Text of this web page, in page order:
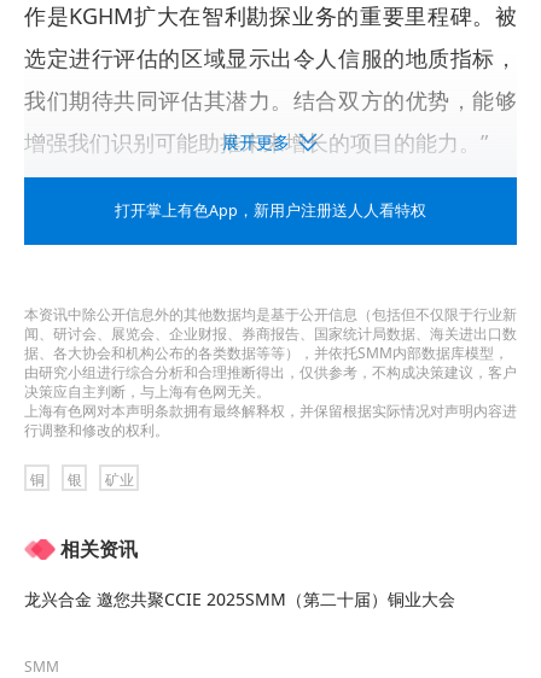
作是KGHM扩大在智利勘探业务的重要里程碑。被
选定进行评估的区域显示出令人信服的地质指标，
我们期待共同评估其潜力。结合双方的优势，能够
增强我们识别可能助推未来增长的项目的能力。”
根据该分成协议，KGHM Chile将开展早期勘探活
动，以评估该区域的地质特征。根据评估结果，协
会的可能性。
KGHM是全球最大的铜和银生产商之一。在智利，
KGHM为矿业提供专业服务，在勘探和地质领域拥
有深厚专长。KGHM在智利的旗舰项目是位于安托
大型铜钼矿。KGHM持有Sierra Gorda SCM 55%的
股权，其余45%由澳大利亚South32 Ltd.公司持
展开更多
打开掌上有色App ，新用户注册送人人看特权
本资讯中除公开信息外的其他数据均是基于公开信息（包括但不仅限于行业新
闻、研讨会、展览会、企业财报、券商报告、国家统计局数据、海关进出口数
据、各大协会和机构公布的各类数据等等），并依托SMM内部数据库模型，
由研究小组进行综合分析和合理推断得出，仅供参考，不构成决策建议，客户
决策应自主判断，与上海有色网无关。
上海有色网对本声明条款拥有最终解释权，并保留根据实际情况对声明内容进
行调整和修改的权利。
铜 银 矿业
相关资讯
龙兴合金 邀您共聚CCIE 2025SMM（第二十届）铜业大会
SMM